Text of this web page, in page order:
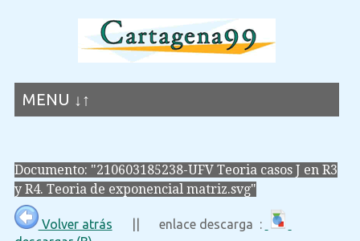
MENU ↓↑
Documento: "210603185238-UFV Teoria casos J en R3
y R4. Teoria de exponencial matriz.svg"
Volver atrás || enlace descarga :